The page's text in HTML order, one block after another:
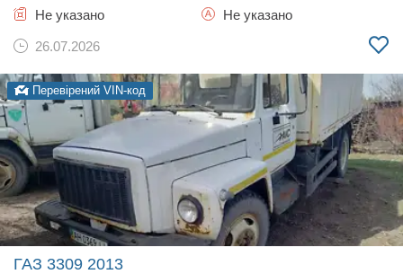
Не указано
Не указано
26.07.2026
Перевірений VIN-код
ГАЗ 3309 2013